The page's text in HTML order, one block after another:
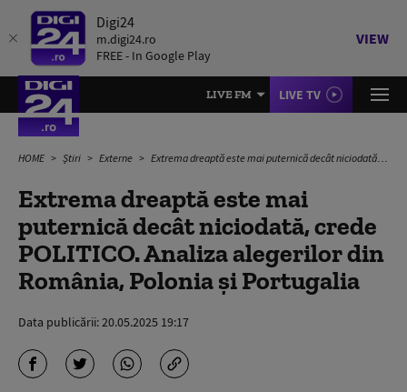
Digi24
m.digi24.ro
FREE - In Google Play
VIEW
LIVE FM LIVE TV
HOME Știri Externe Extrema dreaptă este mai puternică decât niciodată, crede POLITICO. Analiza alegerilor din România, Polonia și Portugalia
Extrema dreaptă este mai
puternică decât niciodată, crede
POLITICO. Analiza alegerilor din
România, Polonia și Portugalia
Data publicării:20.05.2025 19:17